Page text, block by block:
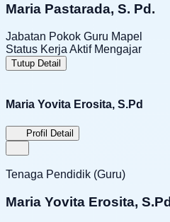
Maria Pastarada, S. Pd.
Jabatan Pokok Guru Mapel
Status Kerja Aktif Mengajar
Tutup Detail
Maria Yovita Erosita, S.Pd
Profil Detail
Tenaga Pendidik (Guru)
Maria Yovita Erosita, S.Pd